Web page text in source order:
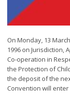
On Monday, 13
1996 on Jurisdiction,
Co-operation in
the Protection of
the deposit of the
Convention will enter